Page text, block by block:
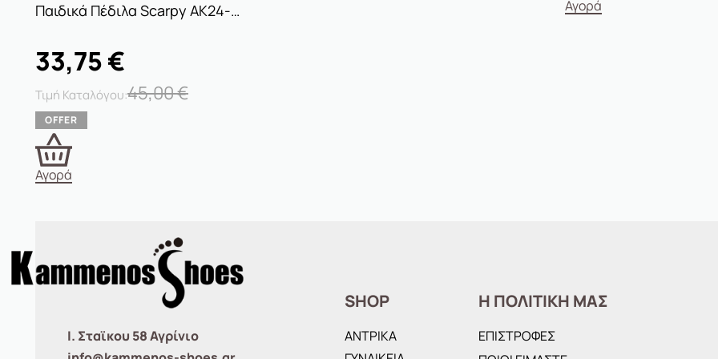
Παιδικά Πέδιλα Scarpy AK24-567 Χαλκός
45,00€
33,75€
Αγορά
Αγορά
Ι. Σταϊκου 58 Αγρίνιο
SHOP
ΑΝΤΡΙΚΑ
Η ΠΟΛΙΤΙΚΗ ΜΑΣ
ΕΠΙΣΤΡΟΦΕΣ